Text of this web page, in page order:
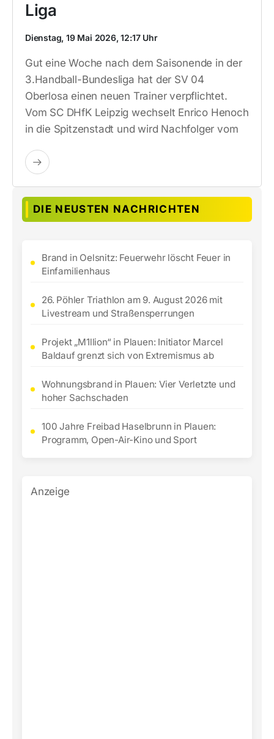
Liga
Dienstag, 19 Mai 2026, 12:17 Uhr
Gut eine Woche nach dem Saisonende in der
3.Handball-Bundesliga hat der SV 04
Oberlosa einen neuen Trainer verpflichtet.
Vom SC DHfK Leipzig wechselt Enrico Henoch
in die Spitzenstadt und wird Nachfolger vom
DIE NEUSTEN NACHRICHTEN
Brand in Oelsnitz: Feuerwehr löscht Feuer in
Einfamilienhaus
26. Pöhler Triathlon am 9. August 2026 mit
Livestream und Straßensperrungen
Projekt „M1llion“ in Plauen: Initiator Marcel
Baldauf grenzt sich von Extremismus ab
Wohnungsbrand in Plauen: Vier Verletzte und
hoher Sachschaden
100 Jahre Freibad Haselbrunn in Plauen:
Programm, Open-Air-Kino und Sport
Anzeige